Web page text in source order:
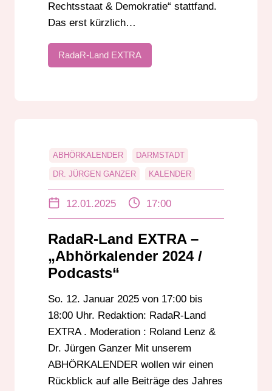
Rechtsstaat & Demokratie“ stattfand.
Das erst kürzlich…
RadaR-Land EXTRA
ABHÖRKALENDER DARMSTADT
DR. JÜRGEN GANZER KALENDER
RÖDERMARK
12.01.2025 17:00
RadaR-Land EXTRA –
„Abhörkalender 2024 /
Podcasts“
So. 12. Januar 2025 von 17:00 bis
18:00 Uhr. Redaktion: RadaR-Land
EXTRA . Moderation : Roland Lenz &
Dr. Jürgen Ganzer Mit unserem
ABHÖRKALENDER wollen wir einen
Rückblick auf alle Beiträge des Jahres